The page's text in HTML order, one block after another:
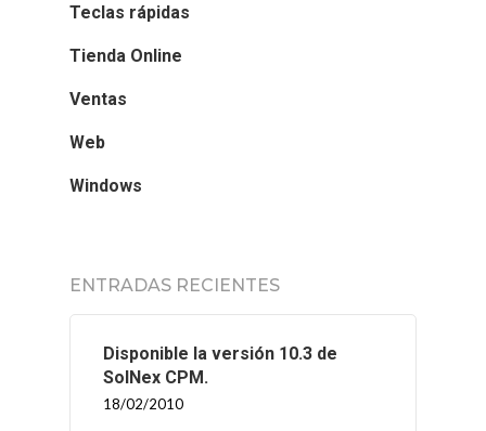
Teclas rápidas
Tienda Online
Ventas
Web
Windows
ENTRADAS RECIENTES
Disponible la versión 10.3 de
SolNex CPM.
18/02/2010